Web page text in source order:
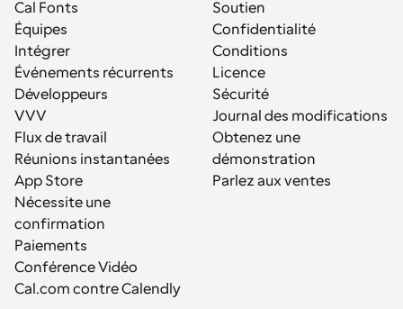
Cal Fonts
Équipes
Intégrer
Événements récurrents
Développeurs
VVV
Flux de travail
Réunions instantanées
App Store
Nécessite une
confirmation
Paiements
Conférence Vidéo
Cal.com contre Calendly
Soutien
Confidentialité
Conditions
Licence
Sécurité
Journal des modifications
Obtenez une
démonstration
Parlez aux ventes